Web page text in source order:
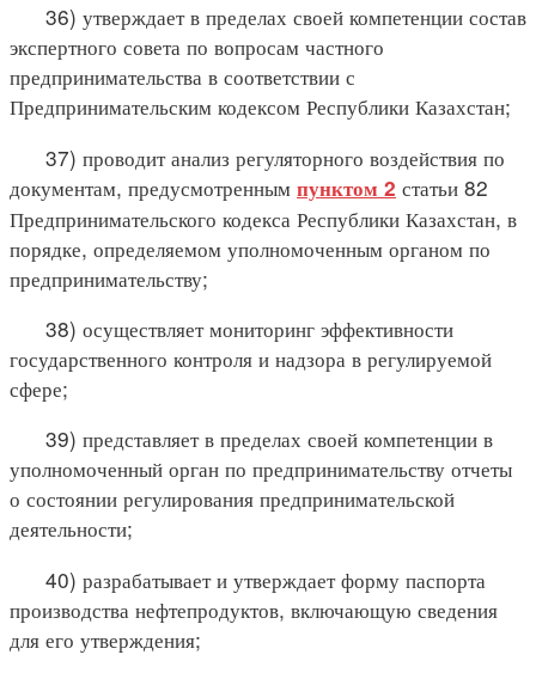
36) утверждает в пределах своей компетенции состав
экспертного совета по вопросам частного
предпринимательства в соответствии с
Предпринимательским кодексом Республики Казахстан;
37) проводит анализ регуляторного воздействия по
документам, предусмотренным пунктом 2 статьи 82
Предпринимательского кодекса Республики Казахстан, в
порядке, определяемом уполномоченным органом по
предпринимательству;
38) осуществляет мониторинг эффективности
государственного контроля и надзора в регулируемой
сфере;
39) представляет в пределах своей компетенции в
уполномоченный орган по предпринимательству отчеты
о состоянии регулирования предпринимательской
деятельности;
40) разрабатывает и утверждает форму паспорта
производства нефтепродуктов, включающую сведения
для его утверждения;